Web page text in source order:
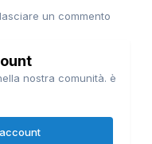
un commento
nostra comunità. è